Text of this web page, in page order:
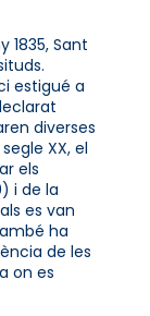
1835, Sant
estigué a
diverses
XX, el
els
i de la
es van
ha
de les
on es